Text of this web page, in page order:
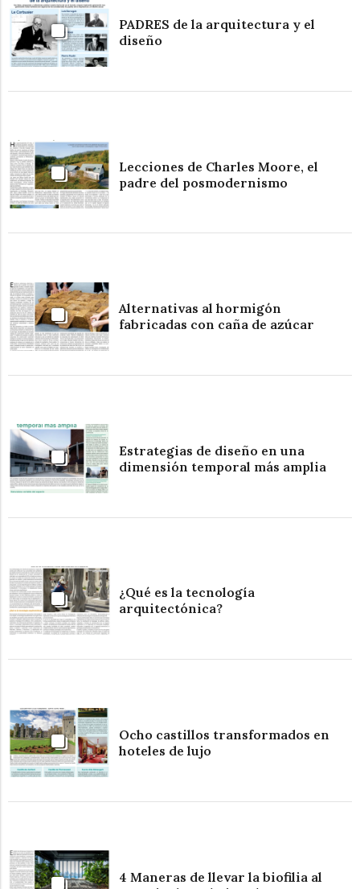
PADRES de la arquitectura y el
diseño
Lecciones de Charles Moore, el
padre del posmodernismo
Alternativas al hormigón
fabricadas con caña de azúcar
Estrategias de diseño en una
dimensión temporal más amplia
¿Qué es la tecnología
arquitectónica?
Ocho castillos transformados en
hoteles de lujo
4 Maneras de llevar la biofilia al